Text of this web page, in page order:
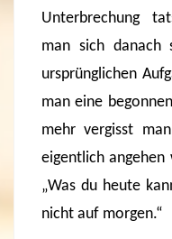
Unterbrechung
man sich danach
ursprünglichen
man eine
mehr vergisst
eigentlich
„Was du heute
nicht auf morgen.“